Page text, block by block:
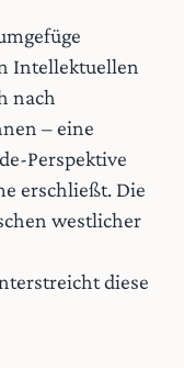
Intellektuellen
nach
– eine
Perspektive
erschließt. Die
westlicher
diese